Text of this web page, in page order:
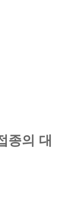
종의 대